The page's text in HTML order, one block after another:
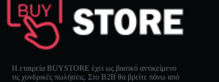
Η εταιρεία BUYSTORE έχει ως βασικό αντικείμενο
τις χονδρικές πωλήσεις. Στο B2B θα βρείτε πάνω από